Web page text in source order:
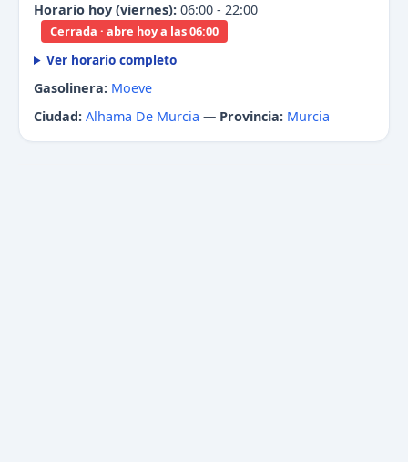
Horario hoy (viernes): 06:00 - 22:00
Cerrada · abre hoy a las 06:00
Ver horario completo
Gasolinera: Moeve
Ciudad: Alhama De Murcia — Provincia: Murcia